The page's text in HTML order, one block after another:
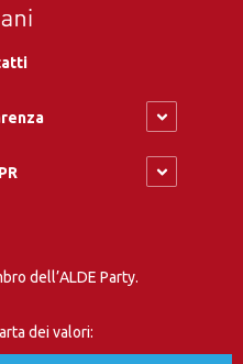
dell’ALDE Party.
dei valori: